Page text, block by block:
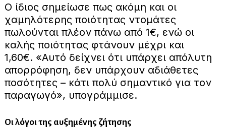
Ο ίδιος σημείωσε πως ακόμη και οι
χαμηλότερης ποιότητας ντομάτες
πωλούνται πλέον πάνω από 1€, ενώ οι
καλής ποιότητας φτάνουν μέχρι και
1,60€. «Αυτό δείχνει ότι υπάρχει απόλυτη
απορρόφηση, δεν υπάρχουν αδιάθετες
ποσότητες – κάτι πολύ σημαντικό για τον
παραγωγό», υπογράμμισε.
Οι λόγοι της αυξημένης ζήτησης